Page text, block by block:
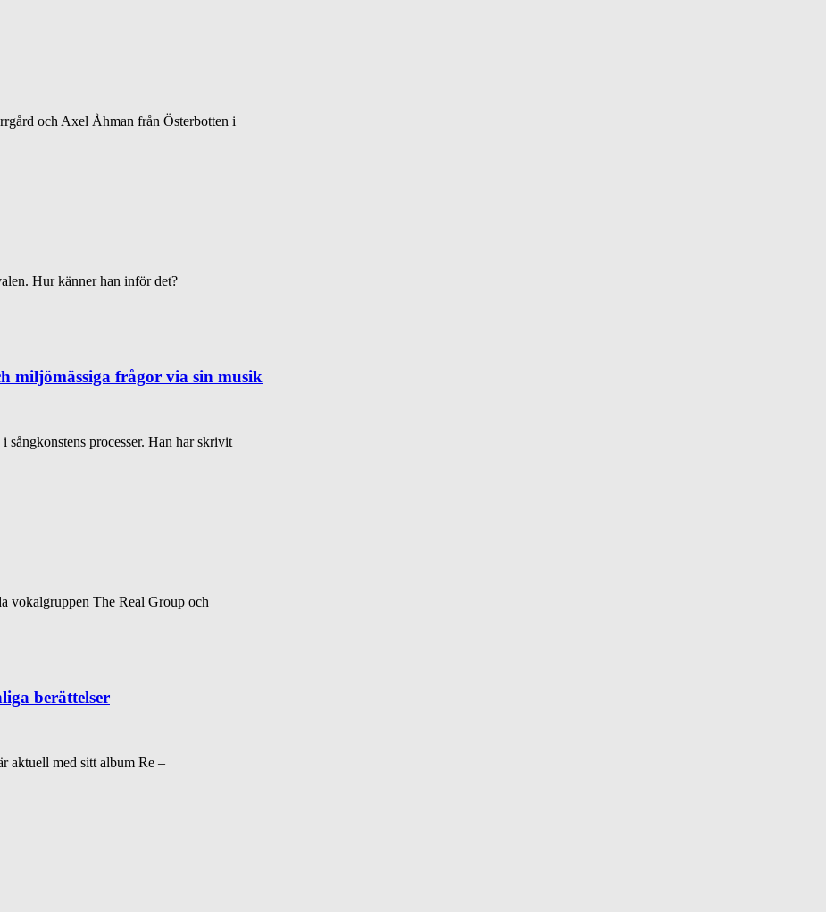
och Axel Åhman från Österbotten i
Hur känner han inför det?
miljömässiga frågor via sin musik
sångkonstens processer. Han har skrivit
vokalgruppen The Real Group och
berättelser
aktuell med sitt album Re –